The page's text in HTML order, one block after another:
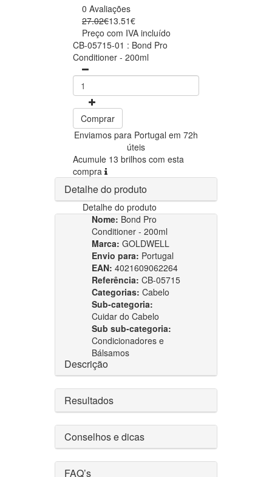
0 Avaliações
27.02€13.51€
Preço com IVA incluído
CB-05715-01 : Bond Pro
Conditioner - 200ml
Comprar
Enviamos para Portugal em 72h
úteis
Acumule 13 brilhos com esta
compra
Detalhe do produto
Detalhe do produto
Nome: Bond Pro
Conditioner - 200ml
Marca: GOLDWELL
Envio para: Portugal
EAN: 4021609062264
Referência: CB-05715
Categorias: Cabelo
Sub-categoria:
Cuidar do Cabelo
Sub sub-categoria:
Condicionadores e
Bálsamos
Descrição
Resultados
Conselhos e dicas
FAQ’s